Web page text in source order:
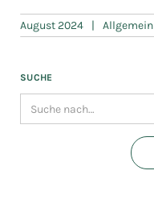
August 2024 | Allgemein
SUCHE